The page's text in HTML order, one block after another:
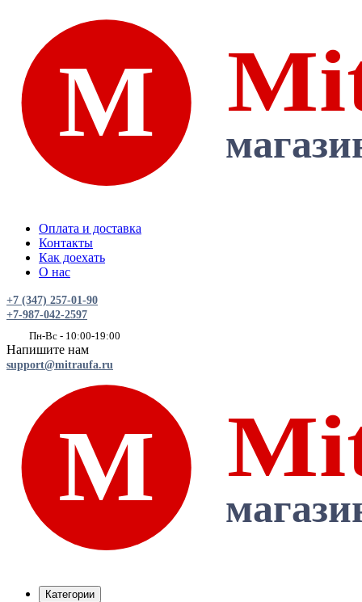
Оплата и доставка
Контакты
Как доехать
О нас
+7 (347) 257-01-90
+7-987-042-2597
Пн-Вс - 10:00-19:00
Напишите нам
support@mitraufa.ru
Категории